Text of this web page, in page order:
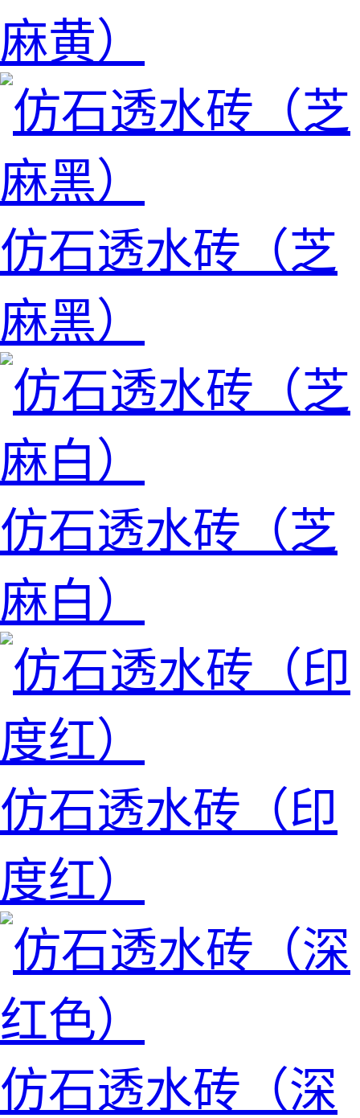
麻黄）
仿石透水砖（芝
麻黑）
仿石透水砖（芝
麻白）
仿石透水砖（印
度红）
仿石透水砖（深